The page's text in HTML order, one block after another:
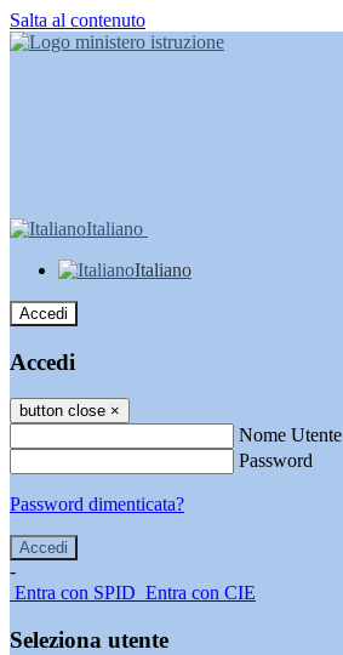
Salta al contenuto
Italiano
Italiano
Accedi
Accedi
button close ×
Nome Utente
Password
Password dimenticata?
-
Entra con SPID Entra con CIE
Seleziona utente